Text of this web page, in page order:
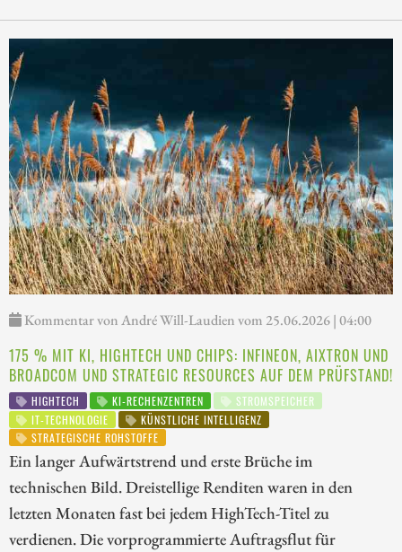
Kommentar von André Will-Laudien vom 25.06.2026 | 04:00
175 % MIT KI, HIGHTECH UND CHIPS: INFINEON, AIXTRON UND
BROADCOM UND STRATEGIC RESOURCES AUF DEM PRÜFSTAND!
HIGHTECH KI-RECHENZENTREN
STROMSPEICHER
IT-TECHNOLOGIE
KÜNSTLICHE INTELLIGENZ
STRATEGISCHE ROHSTOFFE
Ein langer Aufwärtstrend und erste Brüche im
technischen Bild. Dreistellige Renditen waren in den
letzten Monaten fast bei jedem HighTech-Titel zu
verdienen. Die vorprogrammierte Auftragsflut für